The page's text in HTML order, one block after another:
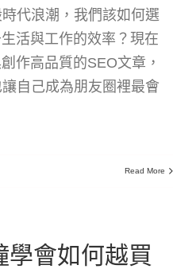
代浪潮，我們該如何選
活與工作的效率？現在
作高品質的SEO文章，
自己成為朋友圈裡最會
Read More
學會如何越買